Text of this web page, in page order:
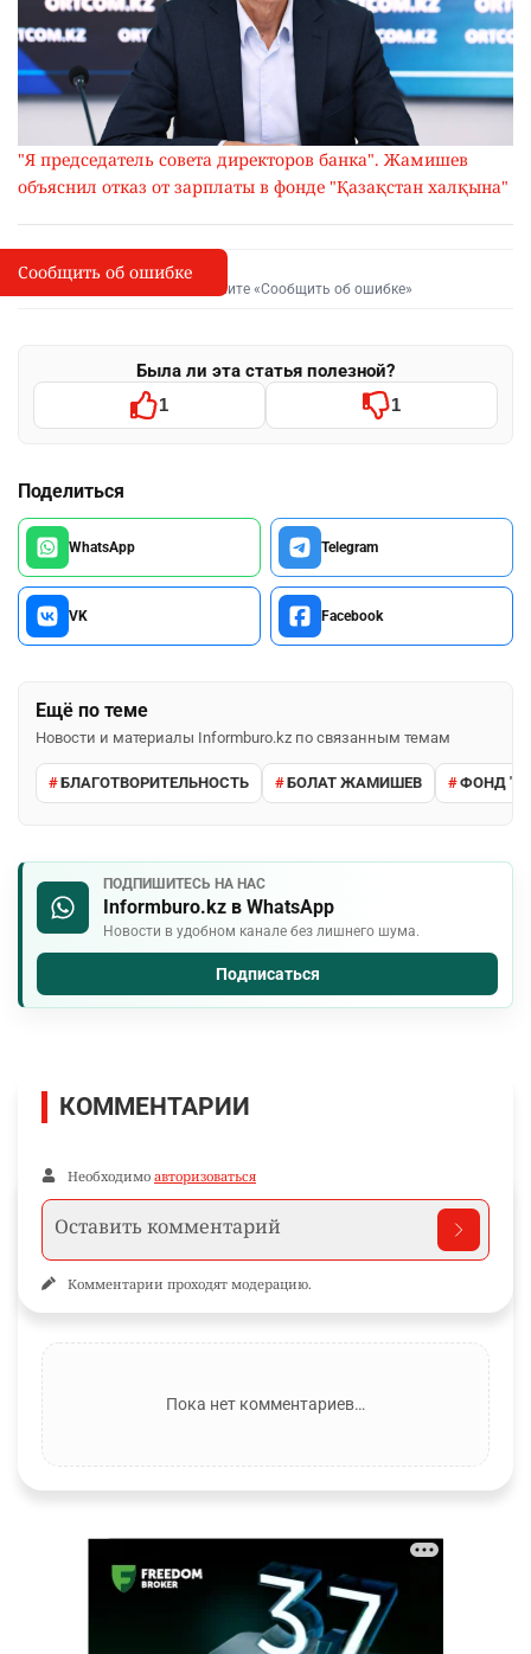
"Я председатель совета директоров банка". Жамишев
объяснил отказ от зарплаты в фонде "Қазақстан халқына"
I
Сообщить об опечатке
Выделите фрагмент и нажмите «Сообщить об ошибке»
Была ли эта статья полезной?
1 1
Поделиться
WhatsApp Telegram
VK Facebook
Ещё по теме
Новости и материалы Informburo.kz по связанным темам
БЛАГОТВОРИТЕЛЬНОСТЬ БОЛАТ ЖАМИШЕВ ФОНД
ПОДПИШИТЕСЬ НА НАС
Informburo.kz в WhatsApp
Новости в удобном канале без лишнего шума.
Подписаться
Сообщить об ошибке
КОММЕНТАРИИ
Необходимо авторизоваться
Комментарии проходят модерацию.
Пока нет комментариев…